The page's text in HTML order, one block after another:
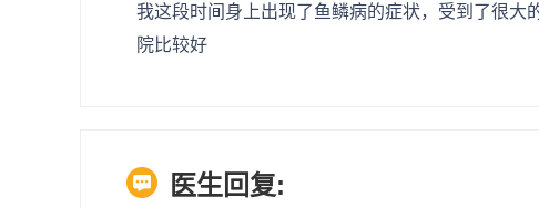
我这段时间身上出现了鱼鳞病的症状，受到了很大
院比较好
医生回复: